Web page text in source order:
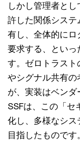
しかし管理者と
許した関係シス
有し、全体的に
要求する、とい
す。ゼロトラス
やシグナル共有の
が、実装はベンダ
SSFは、この「セ
化し、多様なシ
目指したものです。